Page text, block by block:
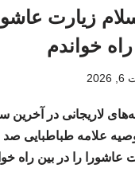
زیارت
خواندم
لاریجانی در آخرین
علامه طباطبایی
عاشورا را در بین راه